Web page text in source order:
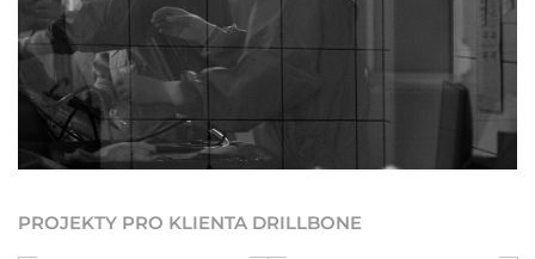
PROJEKTY PRO KLIENTA DRILLBONE